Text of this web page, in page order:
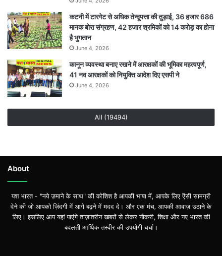
कटनी में टारगेट से अधिक तेन्दूपत्ता की तुड़ाई, 36 हजार 686
मानक बोरा संग्रहण, 42 हजार श्रमिकों को 14 करोड़ का होना
है भुगतान
June 4, 2026
कानून व्यवस्था बनाए रखने में आरक्षकों की भूमिका महत्वपूर्ण,
41 नव आरक्षकों को नियुक्ति आदेश दिए एसपी ने
June 4, 2026
All (19494)
About
यश भारत - "नये ज़माने के साथ" की कोशिश है आपकी भाषा में, आपके लिए ऎसी सामग्री
देने की जो आपको ज़िंदगी में आगे बढ़ने में मदद दे। और एक मंच, आपकी आवाज़ उठाने के
लिए। इसलिए आप यहां पाएंगे ताज़ातरीन खबरों से लेकर नौकरी, शिक्षा और नए भारत की
बदलती आर्थिक तस्वीर की उपयोगी चर्चा।